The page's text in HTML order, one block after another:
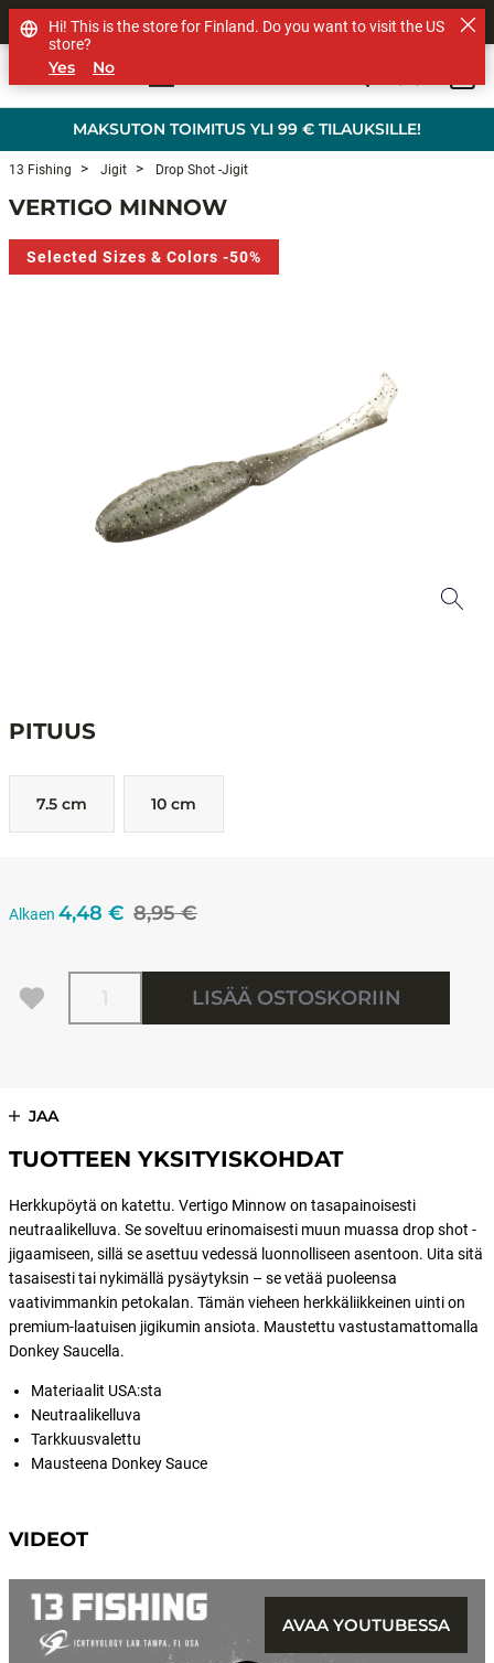
MAKSUTON TOIMITUS YLI 99 € TILAUKSILLE!
MUUT TUOTEMERKIT
13 Fishing Jigit Drop Shot -jigit
VERTIGO MINNOW
Selected Sizes & Colors -50%
PITUUS
7.5 cm 10 cm
Alkaen 8,95 €
4,48 €
Määrä
LISÄÄ OSTOSKORIIN
JAA
TUOTTEEN YKSITYISKOHDAT
Herkkupöytä on katettu. Vertigo Minnow on tasapainoisesti
neutraalikelluva. Se soveltuu erinomaisesti muun muassa drop shot -
jigaamiseen, sillä se asettuu vedessä luonnolliseen asentoon. Uita sitä
tasaisesti tai nykimällä pysäytyksin – se vetää puoleensa
vaativimmankin petokalan. Tämän vieheen herkkäliikkeinen uinti on
premium-laatuisen jigikumin ansiota. Maustettu vastustamattomalla
Donkey Saucella.
Materiaalit USA:sta
Neutraalikelluva
Tarkkuusvalettu
Mausteena Donkey Sauce
VIDEOT
AVAA YOUTUBESSA
Hi! This is the store for Finland. Do you want to visit the US
store?
Yes No